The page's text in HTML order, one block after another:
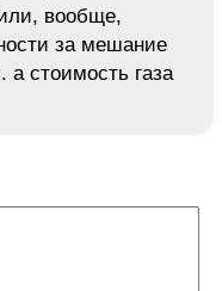
вообще,
за мешание
а стоимость газа